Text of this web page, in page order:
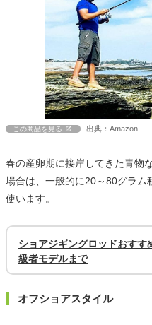
この商品を見る 出典：Amazon
春の産卵期に接岸してきた青物
場合は、一般的に20～80グラム
使います。
ショアジギングロッドおす
級者モデルまで
オフショアスタイル